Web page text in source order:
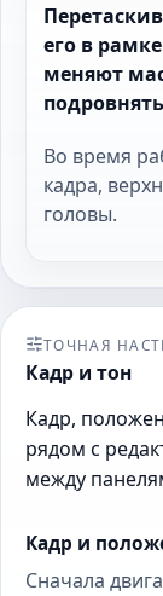
его в
меняют
Во время
кадра,
головы.
ТОЧНАЯ
Кадр и тон
Кадр,
рядом с
между
Кадр и
Сначала